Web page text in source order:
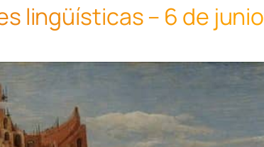
lingüísticas – 6 de junio